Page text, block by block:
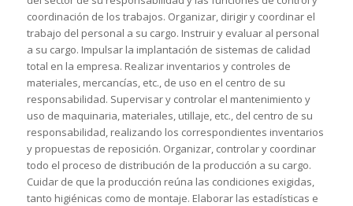
coordinación de los trabajos. Organizar, dirigir y coordinar el
trabajo del personal a su cargo. Instruir y evaluar al personal
a su cargo. Impulsar la implantación de sistemas de calidad
total en la empresa. Realizar inventarios y controles de
materiales, mercancías, etc., de uso en el centro de su
responsabilidad. Supervisar y controlar el mantenimiento y
uso de maquinaria, materiales, utillaje, etc., del centro de su
responsabilidad, realizando los correspondientes inventarios
y propuestas de reposición. Organizar, controlar y coordinar
todo el proceso de distribución de la producción a su cargo.
Cuidar de que la producción reúna las condiciones exigidas,
tanto higiénicas como de montaje. Elaborar las estadísticas e